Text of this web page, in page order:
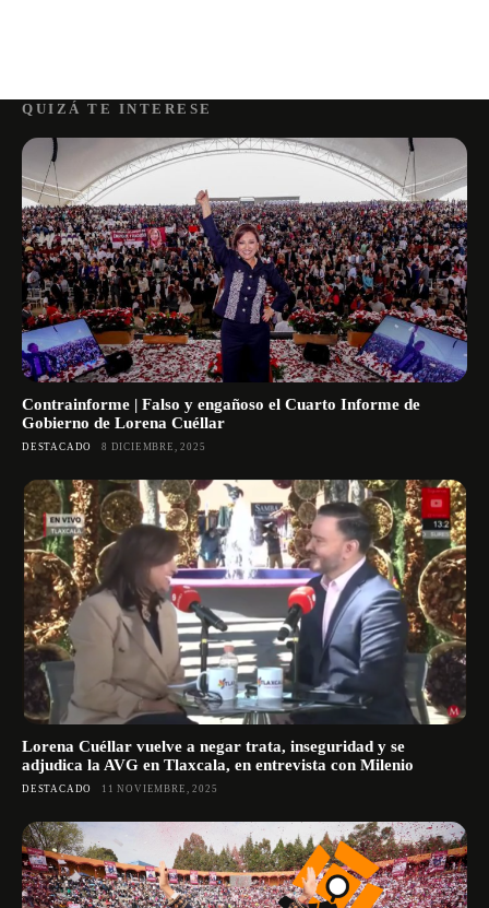
QUIZÁ TE INTERESE
Contrainforme | Falso y engañoso el Cuarto Informe de
Gobierno de Lorena Cuéllar
DESTACADO 8 DICIEMBRE, 2025
Lorena Cuéllar vuelve a negar trata, inseguridad y se
adjudica la AVG en Tlaxcala, en entrevista con Milenio
DESTACADO 11 NOVIEMBRE, 2025